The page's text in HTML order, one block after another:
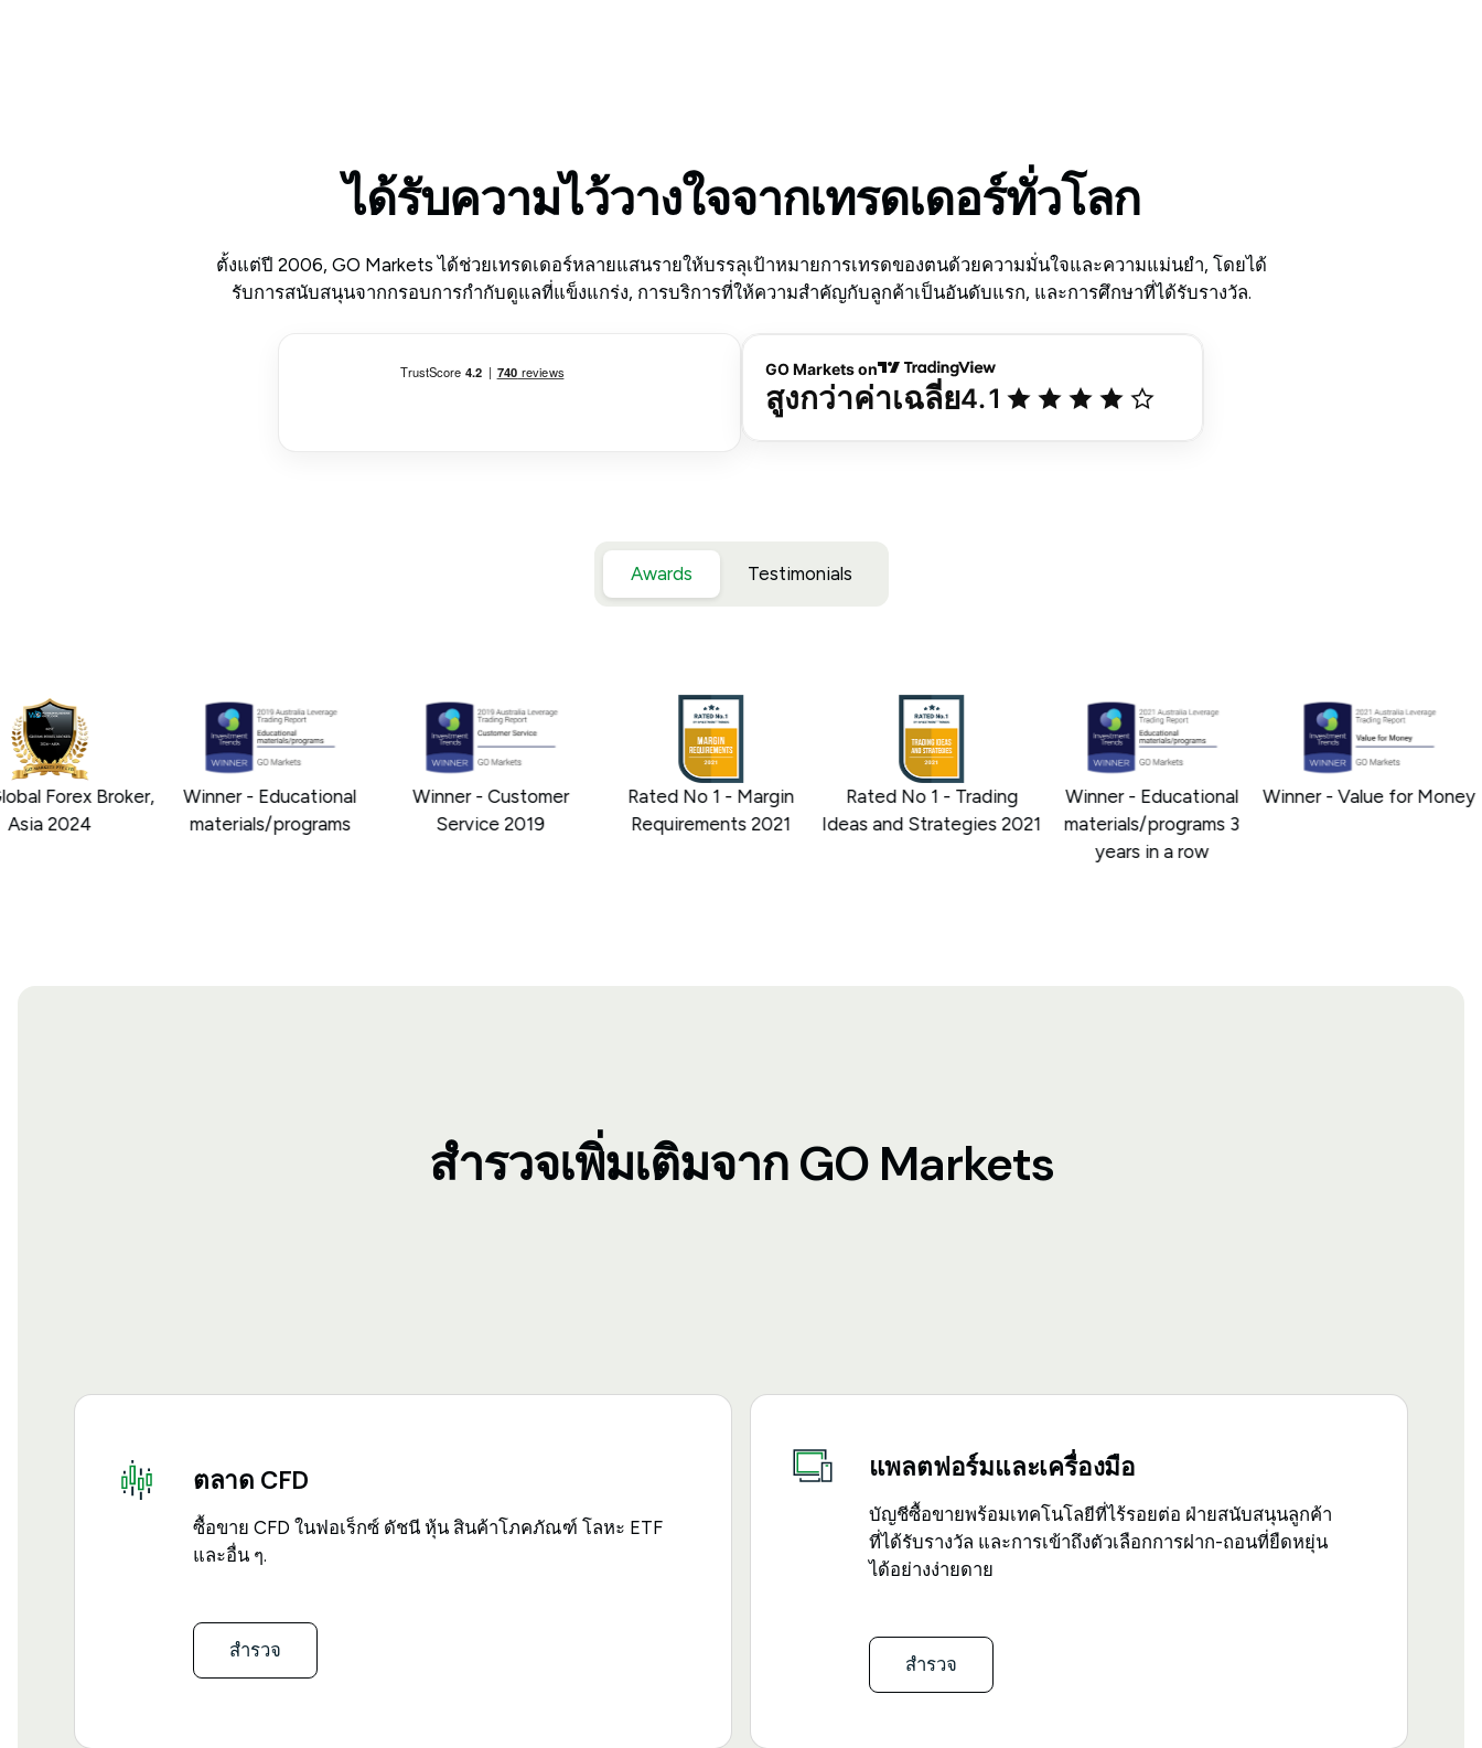
ได้รับความไว้วางใจจากเทรดเดอร์ทั่วโลก
ตั้งแต่ปี 2006, GO Markets ได้ช่วยเทรดเดอร์หลายแสนรายให้บรรลุเป้าหมายการเทรดของตนด้วยความมั่นใจและความแม่นยำ, โดยได้
รับการสนับสนุนจากกรอบการกำกับดูแลที่แข็งแกร่ง, การบริการที่ให้ความสำคัญกับลูกค้าเป็นอันดับแรก, และการศึกษาที่ได้รับรางวัล.
Awards Testimonials
Forex Broker,
2024
Winner - Educational
materials/programs
Winner - Customer
Service 2019
Rated No 1 - Margin
Requirements 2021
Rated No 1 - Trading
Ideas and Strategies 2021
Winner - Educational
materials/programs 3
years in a row
Winner - Value for Money
สำรวจเพิ่มเติมจาก GO Markets
ตลาด CFD
ซื้อขาย CFD ในฟอเร็กซ์ ดัชนี หุ้น สินค้าโภคภัณฑ์ โลหะ ETF
และอื่น ๆ.
สำรวจ
แพลตฟอร์มและเครื่องมือ
บัญชีซื้อขายพร้อมเทคโนโลยีที่ไร้รอยต่อ ฝ่ายสนับสนุนลูกค้า
ที่ได้รับรางวัล และการเข้าถึงตัวเลือกการฝาก-ถอนที่ยืดหยุ่น
ได้อย่างง่ายดาย
สำรวจ